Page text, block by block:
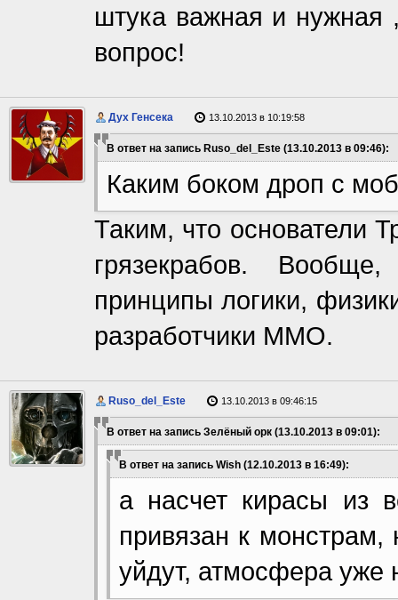
штука важная и нужная
вопрос!
Дух Генсека 13.10.2013 в 10:19:58
В ответ на запись Ruso_del_Este (13.10.2013 в 09:46):
Каким боком дроп с
Таким, что основатели
грязекрабов.
принципы логики,
разработчики ММО.
Ruso_del_Este 13.10.2013 в 09:46:15
В ответ на запись Зелёный орк (13.10.2013 в 09:01):
В ответ на запись Wish (12.10.2013 в 16:49):
а насчет кирасы из
привязан к
уйдут, атмосфера уже